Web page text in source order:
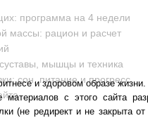
программа на 4 недели
массы: рацион и расчет
мышцы и техника
сон, питание и прогресс
и здоровом образе
материалов с этого сайта
(не редирект и не закрыта